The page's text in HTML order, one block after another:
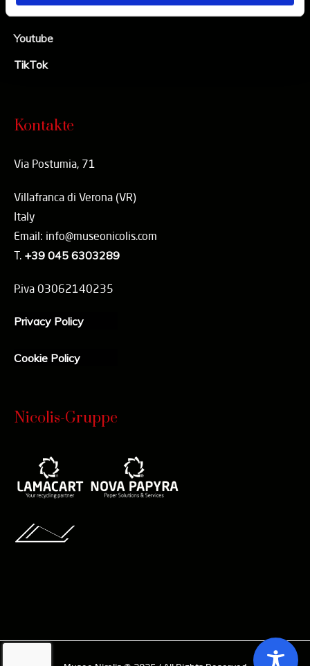
Youtube
TikTok
Kontakte
Via Postumia, 71
Villafranca di Verona (VR)
Italy
Email: info@museonicolis.com
T. +39 045 6303289
P.iva 03062140235
Privacy Policy
Cookie Policy
Nicolis-Gruppe